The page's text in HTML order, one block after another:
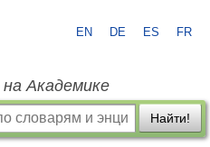
EN DE ES FR
Академике
Найти!